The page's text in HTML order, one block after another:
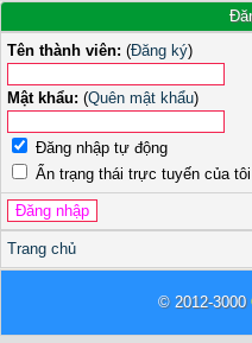
Tên thành viên: (Đăng ký)
Mật khẩu: (Quên mật khẩu)
Đăng nhập tự động
Ẩn trạng thái trực tuyến của tôi
Trang chủ
© 2012-3000